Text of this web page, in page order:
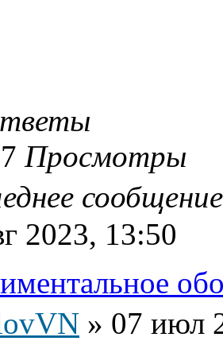
Просмотры
2023, 13:50
» 07 июл